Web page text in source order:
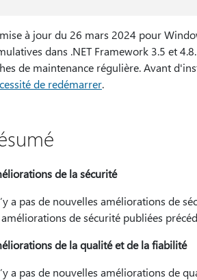
à jour du 26 mars 2024 pour
dans .NET Framework 3.5 et
de maintenance régulière. Avant
de redémarrer.
de la sécurité
a pas de nouvelles améliorations de
améliorations de sécurité publiées
de la qualité et de la fiabilité
a pas de nouvelles améliorations de